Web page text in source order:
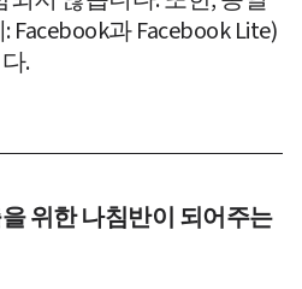
과 Facebook Lite)
.
위한 나침반이 되어주는